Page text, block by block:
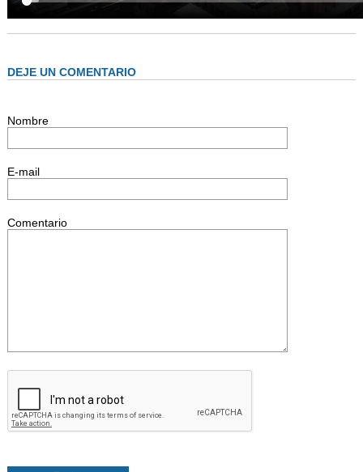
CONTACTO
CONTACTENOS
DEJE UN COMENTARIO
Nombre
E-mail
Comentario